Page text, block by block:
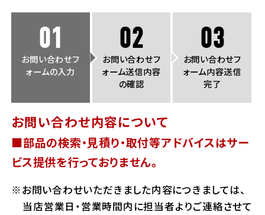
ドメイン指定受信手順
Yahoo!メールをご利用の方
Hotmailをご利用の方
01
お問い合わせフ
ォームの入力
02
お問い合わせフ
ォーム送信内容
の確認
03
お問い合わせフ
ォーム内容送信
完了
お問い合わせ内容について
■部品の検索・見積り・取付等アドバイスはサー
ビス提供を行っておりません。
お問い合わせいただきました内容につきましては、
当店営業日・営業時間内に担当者よりご連絡させて
ホンダドリーム 磯子
ホンダドリーム 横浜都筑
ホンダドリーム 横浜旭
ホンダドリーム 川崎宮前
ホンダドリーム 岐阜
ホンダドリーム 京都北山
ホンダドリーム 神戸灘
ホンダドリーム 尼崎
ホンダドリーム 姫路
ホンダドリーム 高松